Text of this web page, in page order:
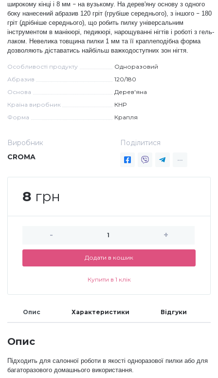
Дезінфекція та стерилізація
Декор для нігтів
Трикутники (каміфубукі)
Наклейки гнучкі лінії
Наліпки гнучкі лінії
Втирки
Бульонки
Блискітки для нігтів
Меланж (цукровий ефект)
Каміфубукі (конфетті)
Інші прикраси
Навчання
широкому кінці і 8 мм – на вузькому. На дерев'яну основу з одного
боку нанесений абразив 120 гріт (грубіше середнього), з іншого – 180
гріт (дрібніше середнього), що робить пилку універсальним
інструментом в манікюрі, педикюрі, нарощуванні нігтів і роботі з гель-
лаком. Невелика товщина пилки 1 мм та її краплеподібна форма
дозволяють діставатись найбільш важкодоступних зон нігтя.
Особливості продукту
Одноразовий
Абразив
120/180
Основа
Дерев'яна
Країна виробник
КНР
Форма
Крапля
Виробник
CROMA
Поділитися
8 грн
- +
Додати в кошик
Купити в 1 клік
Опис Характеристики Відгуки
Опис
Підходить для салонної роботи в якості одноразової пилки або для
багаторазового домашнього використання.